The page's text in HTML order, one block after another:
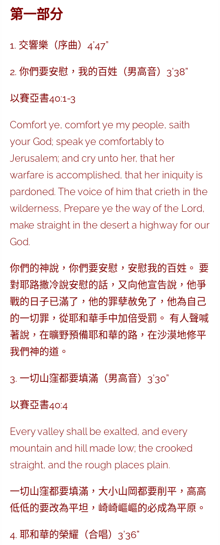
第一部分
1. 交響樂（序曲）4’47”
2. 你們要安慰，我的百姓（男高音）3’38”
以賽亞書40:1-3
Comfort ye, comfort ye my people, saith
your God; speak ye comfortably to
Jerusalem; and cry unto her, that her
warfare is accomplished, that her iniquity is
pardoned. The voice of him that crieth in the
wilderness, Prepare ye the way of the Lord,
make straight in the desert a highway for our
God.
你們的神說，你們要安慰，安慰我的百姓。 要
對耶路撒冷說安慰的話，又向他宣告說，他爭
戰的日子已滿了，他的罪孽赦免了，他為自己
的一切罪，從耶和華手中加倍受罰。 有人聲喊
著說，在曠野預備耶和華的路，在沙漠地修平
我們神的道。
3. 一切山窪都要填滿（男高音）3’30”
以賽亞書40:4
Every valley shall be exalted, and every
mountain and hill made low; the crooked
straight, and the rough places plain.
一切山窪都要填滿，大小山岡都要削平，高高
低低的要改為平坦，崎崎嶇嶇的必成為平原。
4. 耶和華的榮耀（合唱）3’36”